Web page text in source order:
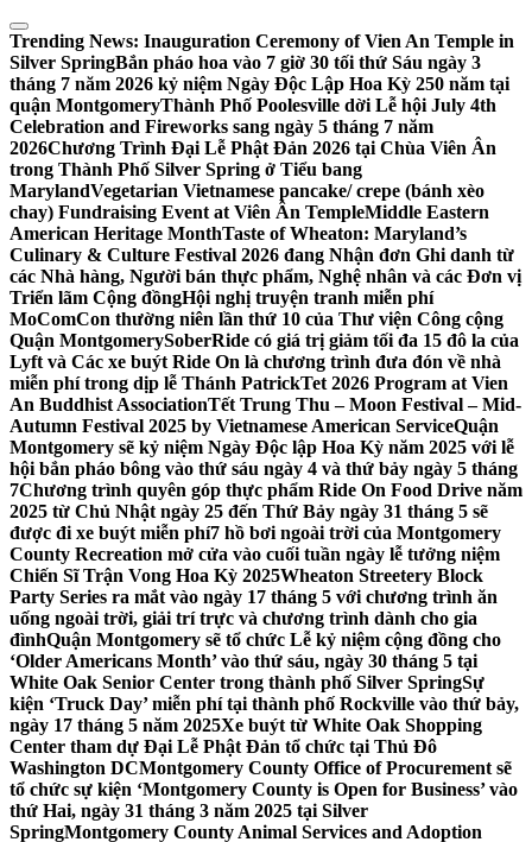
Skip
to
content
Trending News: Inauguration Ceremony of Vien An Temple in
Silver SpringBắn pháo hoa vào 7 giờ 30 tối thứ Sáu ngày 3
tháng 7 năm 2026 kỷ niệm Ngày Độc Lập Hoa Kỳ 250 năm tại
quận MontgomeryThành Phố Poolesville dời Lễ hội July 4th
Celebration and Fireworks sang ngày 5 tháng 7 năm
2026Chương Trình Đại Lễ Phật Đản 2026 tại Chùa Viên Ân
trong Thành Phố Silver Spring ở Tiểu bang
MarylandVegetarian Vietnamese pancake/ crepe (bánh xèo
chay) Fundraising Event at Viên Ân TempleMiddle Eastern
American Heritage MonthTaste of Wheaton: Maryland’s
Culinary & Culture Festival 2026 đang Nhận đơn Ghi danh từ
các Nhà hàng, Người bán thực phẩm, Nghệ nhân và các Đơn vị
Triển lãm Cộng đồngHội nghị truyện tranh miễn phí
MoComCon thường niên lần thứ 10 của Thư viện Công cộng
Quận MontgomerySoberRide có giá trị giảm tối đa 15 đô la của
Lyft và Các xe buýt Ride On là chương trình đưa đón về nhà
miễn phí trong dịp lễ Thánh PatrickTet 2026 Program at Vien
An Buddhist AssociationTết Trung Thu – Moon Festival – Mid-
Autumn Festival 2025 by Vietnamese American ServiceQuận
Montgomery sẽ kỷ niệm Ngày Độc lập Hoa Kỳ năm 2025 với lễ
hội bắn pháo bông vào thứ sáu ngày 4 và thứ bảy ngày 5 tháng
7Chương trình quyên góp thực phẩm Ride On Food Drive năm
2025 từ Chủ Nhật ngày 25 đến Thứ Bảy ngày 31 tháng 5 sẽ
được đi xe buýt miễn phí7 hồ bơi ngoài trời của Montgomery
County Recreation mở cửa vào cuối tuần ngày lễ tưởng niệm
Chiến Sĩ Trận Vong Hoa Kỳ 2025Wheaton Streetery Block
Party Series ra mắt vào ngày 17 tháng 5 với chương trình ăn
uống ngoài trời, giải trí trực và chương trình dành cho gia
đìnhQuận Montgomery sẽ tổ chức Lễ kỷ niệm cộng đồng cho
‘Older Americans Month’ vào thứ sáu, ngày 30 tháng 5 tại
White Oak Senior Center trong thành phố Silver SpringSự
kiện ‘Truck Day’ miễn phí tại thành phố Rockville vào thứ bảy,
ngày 17 tháng 5 năm 2025Xe buýt từ White Oak Shopping
Center tham dự Đại Lễ Phật Đản tổ chức tại Thủ Đô
Washington DCMontgomery County Office of Procurement sẽ
tổ chức sự kiện ‘Montgomery County is Open for Business’ vào
thứ Hai, ngày 31 tháng 3 năm 2025 tại Silver
SpringMontgomery County Animal Services and Adoption